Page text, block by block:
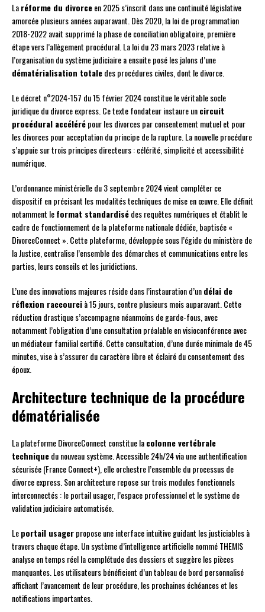
Laréforme du divorceen 2025 s’inscrit dans une continuité législative
amorcée plusieurs années auparavant. Dès 2020, la loi de programmation
2018-2022 avait supprimé la phase de conciliation obligatoire, première
étape vers l’allègement procédural. La loi du 23 mars 2023 relative à
l’organisation du système judiciaire a ensuite posé les jalons d’une
dématérialisation totaledes procédures civiles, dont le divorce.
Le décret n°2024-157 du 15 février 2024 constitue le véritable socle
juridique du divorce express. Ce texte fondateur instaure uncircuit
procédural accélérépour les divorces par consentement mutuel et pour
les divorces pour acceptation du principe de la rupture. La nouvelle procédure
s’appuie sur trois principes directeurs : célérité, simplicité et accessibilité
numérique.
L’ordonnance ministérielle du 3 septembre 2024 vient compléter ce
dispositif en précisant les modalités techniques de mise en œuvre. Elle définit
notamment leformat standardisédes requêtes numériques et établit le
cadre de fonctionnement de la plateforme nationale dédiée, baptisée «
DivorceConnect ». Cette plateforme, développée sous l’égide du ministère de
la Justice, centralise l’ensemble des démarches et communications entre les
parties, leurs conseils et les juridictions.
L’une des innovations majeures réside dans l’instauration d’undélai de
réflexion raccourcià 15 jours, contre plusieurs mois auparavant. Cette
réduction drastique s’accompagne néanmoins de garde-fous, avec
notamment l’obligation d’une consultation préalable en visioconférence avec
un médiateur familial certifié. Cette consultation, d’une durée minimale de 45
minutes, vise à s’assurer du caractère libre et éclairé du consentement des
époux.
Architecture technique de la procédure
dématérialisée
La plateforme DivorceConnect constitue lacolonne vertébrale
techniquedu nouveau système. Accessible 24h/24 via une authentification
sécurisée (France Connect+), elle orchestre l’ensemble du processus de
divorce express. Son architecture repose sur trois modules fonctionnels
interconnectés : le portail usager, l’espace professionnel et le système de
validation judiciaire automatisée.
Leportail usagerpropose une interface intuitive guidant les justiciables à
travers chaque étape. Un système d’intelligence artificielle nommé THEMIS
analyse en temps réel la complétude des dossiers et suggère les pièces
manquantes. Les utilisateurs bénéficient d’un tableau de bord personnalisé
affichant l’avancement de leur procédure, les prochaines échéances et les
notifications importantes.